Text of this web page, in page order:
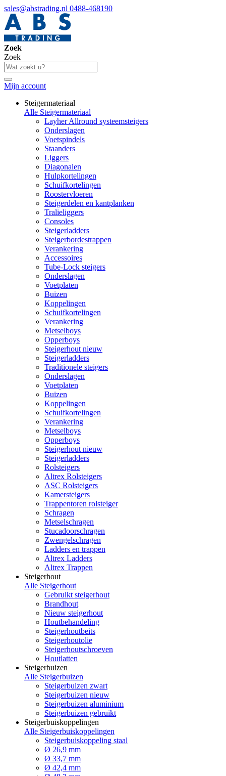
sales@abstrading.nl 0488-468190
Zoek
Zoek
Mijn account
Steigermateriaal
Alle Steigermateriaal
Layher Allround systeemsteigers
Onderslagen
Voetspindels
Staanders
Liggers
Diagonalen
Hulpkortelingen
Schuifkortelingen
Roostervloeren
Steigerdelen en kantplanken
Tralieliggers
Consoles
Steigerladders
Steigerbordestrappen
Verankering
Accessoires
Tube-Lock steigers
Onderslagen
Voetplaten
Buizen
Koppelingen
Schuifkortelingen
Verankering
Metselboys
Opperboys
Steigerhout nieuw
Steigerladders
Traditionele steigers
Onderslagen
Voetplaten
Buizen
Koppelingen
Schuifkortelingen
Verankering
Metselboys
Opperboys
Steigerhout nieuw
Steigerladders
Rolsteigers
Altrex Rolsteigers
ASC Rolsteigers
Kamersteigers
Trappentoren rolsteiger
Schragen
Metselschragen
Stucadoorschragen
Zwengelschragen
Ladders en trappen
Altrex Ladders
Altrex Trappen
Steigerhout
Alle Steigerhout
Gebruikt steigerhout
Brandhout
Nieuw steigerhout
Houtbehandeling
Steigerhoutbeits
Steigerhoutolie
Steigerhoutschroeven
Houtlatten
Steigerbuizen
Alle Steigerbuizen
Steigerbuizen zwart
Steigerbuizen nieuw
Steigerbuizen aluminium
Steigerbuizen gebruikt
Steigerbuiskoppelingen
Alle Steigerbuiskoppelingen
Steigerbuiskoppeling staal
Ø 26,9 mm
Ø 33,7 mm
Ø 42,4 mm